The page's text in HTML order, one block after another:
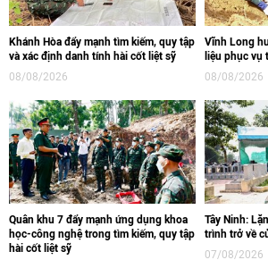
Khánh Hòa đẩy mạnh tìm kiếm, quy tập
và xác định danh tính hài cốt liệt sỹ
08/08/2026
Vĩnh Long
liệu phục vụ
08/08/2026
Quân khu 7 đẩy mạnh ứng dụng khoa
học-công nghệ trong tìm kiếm, quy tập
hài cốt liệt sỹ
Tây Ninh:
trình trở về
07/08/2026